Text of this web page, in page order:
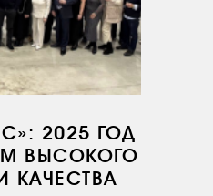
2025 ГОД
ВЫСОКОГО
КАЧЕСТВА